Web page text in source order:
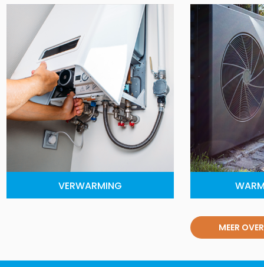
VERWARMING
MEER